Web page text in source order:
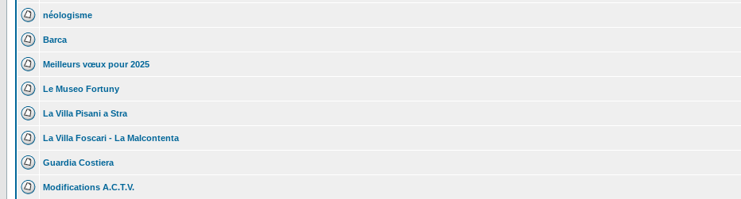
néologisme
Barca
Meilleurs vœux pour 2025
Le Museo Fortuny
La Villa Pisani a Stra
La Villa Foscari - La Malcontenta
Guardia Costiera
Modifications A.C.T.V.